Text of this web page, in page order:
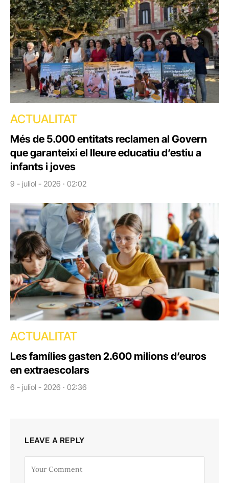
ACTUALITAT
Més de 5.000 entitats reclamen al Govern
que garanteixi el lleure educatiu d’estiu a
infants i joves
9 - juliol - 2026 · 02:02
ACTUALITAT
Les famílies gasten 2.600 milions d’euros
en extraescolars
6 - juliol - 2026 · 02:36
LEAVE A REPLY